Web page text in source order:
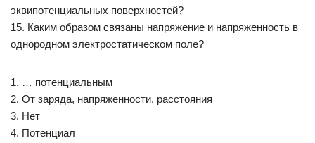
эквипотенциальных поверхностей?
15. Каким образом связаны напряжение и напряженность в
однородном электростатическом поле?
1. … потенциальным
2. От заряда, напряженности, расстояния
3. Нет
4. Потенциал